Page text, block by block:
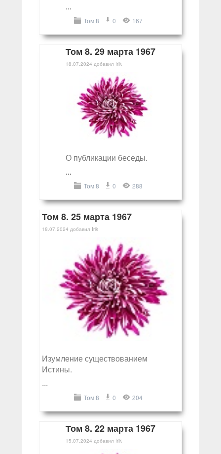
...
Том 8 0 167
Том 8. 29 марта 1967
18.07.2024 добавил Irik
О публикации беседы.
...
Том 8 0 288
Том 8. 25 марта 1967
18.07.2024 добавил Irik
Изумление существованием
Истины.
...
Том 8 0 204
Том 8. 22 марта 1967
15.07.2024 добавил Irik